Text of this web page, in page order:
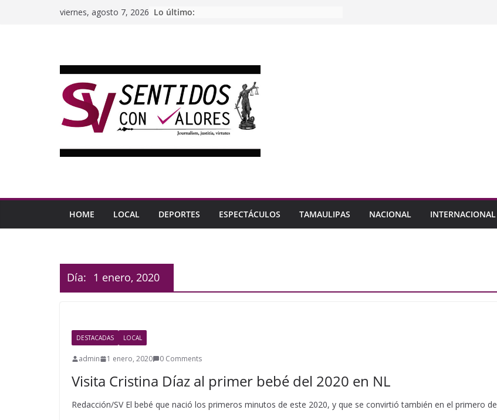
viernes, agosto 7, 2026 Lo último:
HOME LOCAL DEPORTES ESPECTÁCULOS TAMAULIPAS NACIONAL INTERNACIONAL
Día: 1 enero, 2020
DESTACADAS LOCAL
admin 1 enero, 2020 0 Comments
Visita Cristina Díaz al primer bebé del 2020 en NL
Redacción/SV El bebé que nació los primeros minutos de este 2020, y que se convirtió también en el primero de